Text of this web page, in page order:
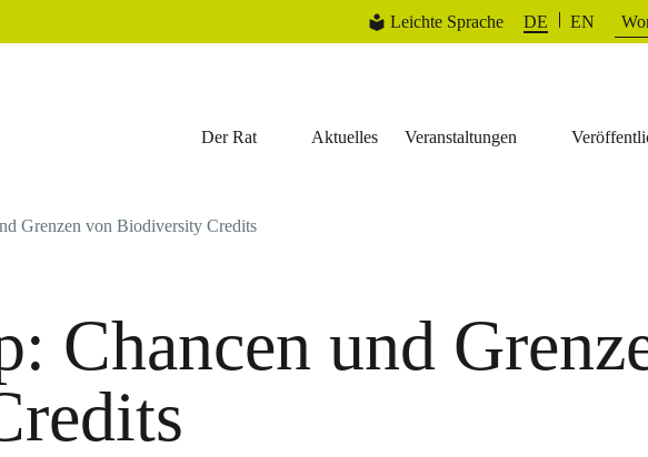
DE EN
Leichte Sprache
Der Rat Aktuelles Veranstaltungen
Grenzen von Biodiversity Credits
Chancen und